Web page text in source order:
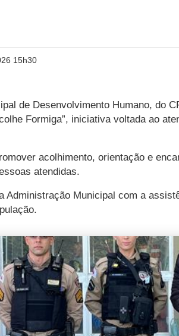
15h30
de Desenvolvimento Humano, do
Formiga”, iniciativa voltada ao
acolhimento, orientação e
atendidas.
Administração Municipal com a